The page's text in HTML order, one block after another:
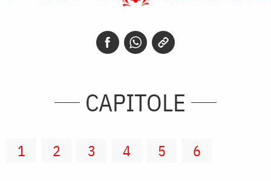
CAPITOLE
1 2 3 4 5 6